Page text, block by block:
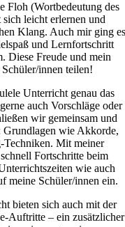
Floh (Wortbedeutung des
leicht erlernen und
Klang. Auch mir ging es
und Lernfortschritt
Diese Freude und mein
innen teilen!
Unterricht genau das
auch Vorschläge oder
wir gemeinsam und
Grundlagen wie Akkorde,
Mit meiner
Fortschritte beim
wie auch
meine Schüler/innen ein.
bieten sich auch mit der
Auftritte – ein zusätzlicher